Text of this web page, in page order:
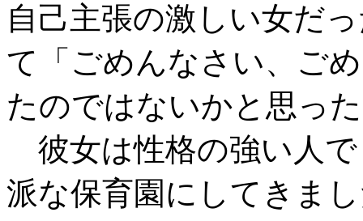
自己主張の激しい女だ
て「ごめんなさい、ご
たのではないかと思っ
彼女は性格の強い人
派な保育園にしてきま